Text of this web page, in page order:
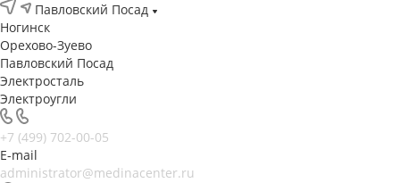
Павловский Посад
Ногинск
Орехово-Зуево
Павловский Посад
Электросталь
Электроугли
+7 (499) 702-00-05
E-mail
administrator@medinacenter.ru